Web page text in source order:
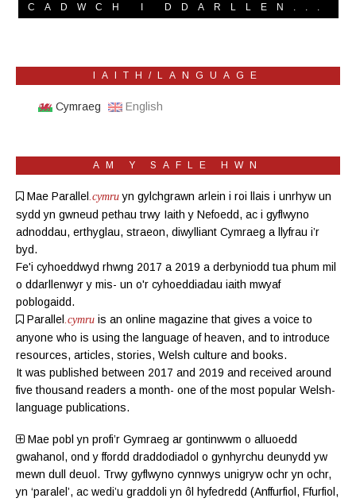
CADWCH I DDARLLEN...
IAITH/LANGUAGE
Cymraeg English
AM Y SAFLE HWN
Mae Parallel .cymru yn gylchgrawn arlein i roi llais i unrhyw un
sydd yn gwneud pethau trwy Iaith y Nefoedd, ac i gyflwyno
adnoddau, erthyglau, straeon, diwylliant Cymraeg a llyfrau i’r
byd.
Fe'i cyhoeddwyd rhwng 2017 a 2019 a derbyniodd tua phum mil
o ddarllenwyr y mis- un o'r cyhoeddiadau iaith mwyaf
poblogaidd.
Parallel .cymru is an online magazine that gives a voice to
anyone who is using the language of heaven, and to introduce
resources, articles, stories, Welsh culture and books.
It was published between 2017 and 2019 and received around
five thousand readers a month- one of the most popular Welsh-
language publications.
Mae pobl yn profi’r Gymraeg ar gontinwwm o alluoedd
gwahanol, ond y ffordd draddodiadol o gynhyrchu deunydd yw
mewn dull deuol. Trwy gyflwyno cynnwys unigryw ochr yn ochr,
yn ‘paralel’, ac wedi’u graddoli yn ôl hyfedredd (Anffurfiol , Ffurfiol ,